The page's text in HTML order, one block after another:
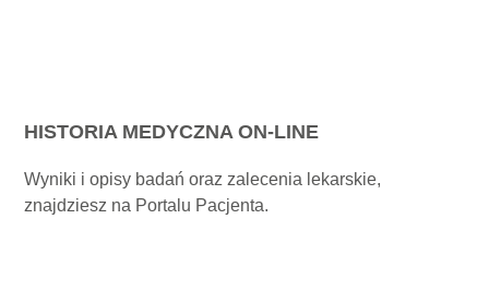
HISTORIA MEDYCZNA ON-LINE
Wyniki i opisy badań oraz zalecenia lekarskie,
znajdziesz na Portalu Pacjenta.